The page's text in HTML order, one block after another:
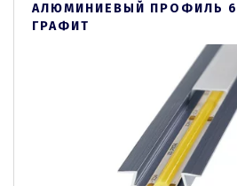
АЛЮМИНИЕВЫЙ ПРОФИЛЬ
ГРАФИТ